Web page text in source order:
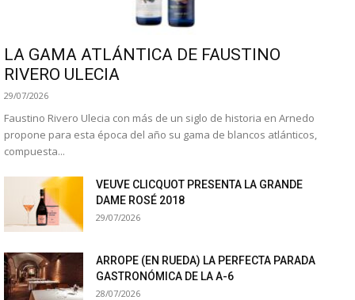
LA GAMA ATLÁNTICA DE FAUSTINO
RIVERO ULECIA
29/07/2026
Faustino Rivero Ulecia con más de un siglo de historia en Arnedo
propone para esta época del año su gama de blancos atlánticos,
compuesta...
VEUVE CLICQUOT PRESENTA LA GRANDE
DAME ROSÉ 2018
29/07/2026
ARROPE (EN RUEDA) LA PERFECTA PARADA
GASTRONÓMICA DE LA A-6
28/07/2026